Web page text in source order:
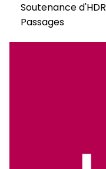
Soutenance d'HDR
Passages